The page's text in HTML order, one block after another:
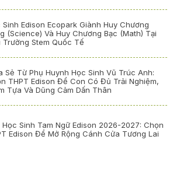
Sinh Edison Ecopark Giành Huy Chương
(Science) Và Huy Chương Bạc (Math) Tại
Trường Stem Quốc Tế
Sẻ Từ Phụ Huynh Học Sinh Vũ Trúc Anh:
THPT Edison Để Con Có Đủ Trải Nghiệm,
Tựa Và Dũng Cảm Dấn Thân
Học Sinh Tam Ngữ Edison 2026-2027: Chọn
Edison Để Mở Rộng Cánh Cửa Tương Lai